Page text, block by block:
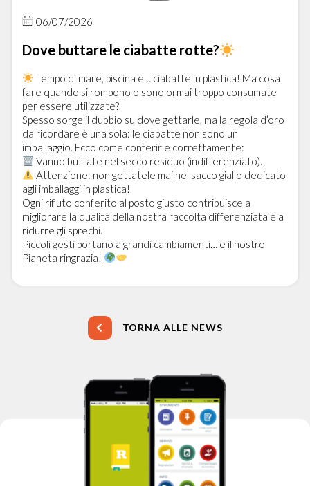
06/07/2026
Dove buttare le ciabatte rotte?
Tempo di mare, piscina e… ciabatte in plastica! Ma cosa
fare quando si rompono o sono ormai troppo consumate
per essere utilizzate?
Spesso sorge il dubbio su dove gettarle, ma la regola d’oro
da ricordare è una sola: le ciabatte non sono un
imballaggio. Ecco come conferirle correttamente:
Vanno buttate nel secco residuo (indifferenziato).
Attenzione: non gettatele mai nel sacco giallo dedicato
agli imballaggi in plastica!
Ogni rifiuto conferito al posto giusto contribuisce a
migliorare la qualità della nostra raccolta differenziata e a
ridurre gli sprechi.
Piccoli gesti portano a grandi cambiamenti… e il nostro
Pianeta ringrazia!
TORNA ALLE NEWS